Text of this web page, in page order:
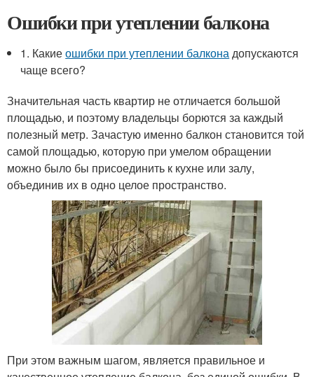
Ошибки при утеплении балкона
1. Какиеошибки при утеплении балконадопускаются
чаще всего?
Значительная часть квартир не отличается большой
площадью, и поэтому владельцы борются за каждый
полезный метр. Зачастую именно балкон становится той
самой площадью, которую при умелом обращении
можно было бы присоединить к кухне или залу,
объединив их в одно целое пространство.
При этом важным шагом, является правильное и